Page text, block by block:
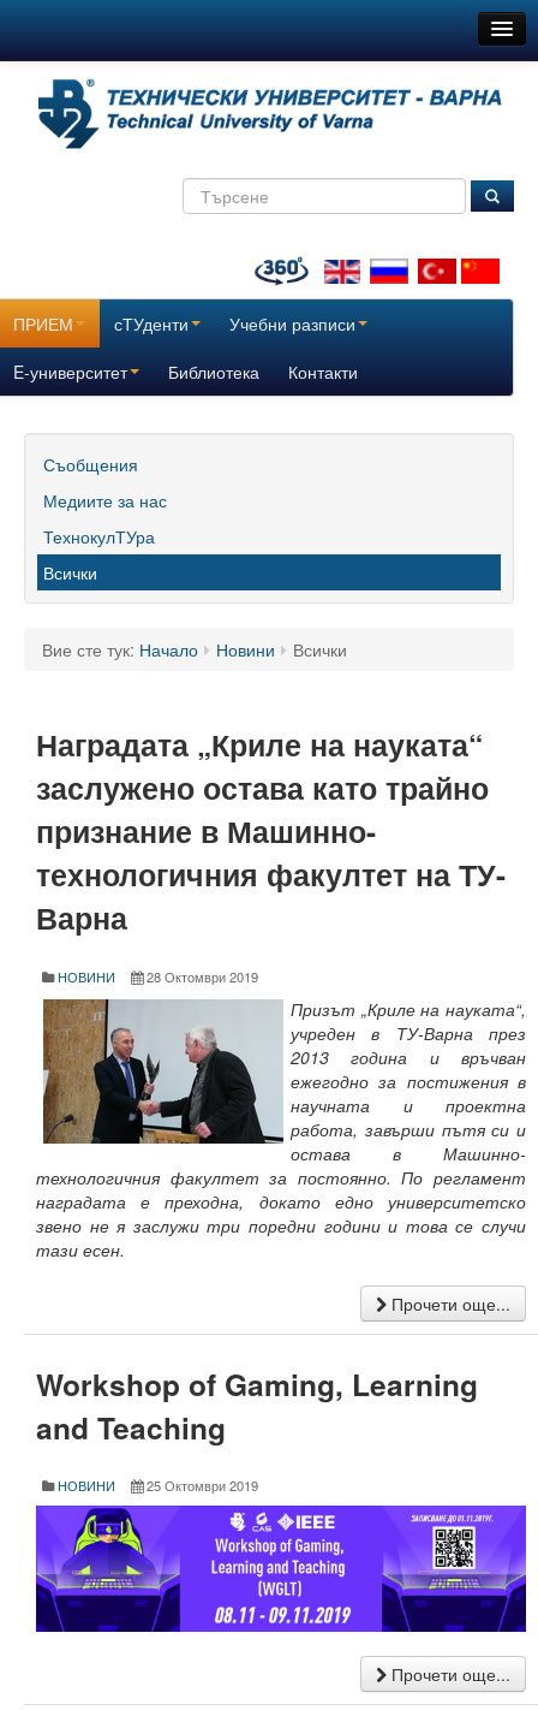
Новини
За нас
Поздравителни адреси
Отчетни доклади за дейността на ТУ – Варна
60 години ТУ - Варна
Програма 60 г.
Успели в науката и бизнеса
Поздравителни адреси
Тържество по случай празника на университета
Мандатна програма
Ректор
Ръководство
Структура
Органи за управление
Факултети и Колежи
Факултети
Машинно-технологичен факултет
Корабостроителен факултет
Факултет по изчислителна техника и автоматизация
Добруджански технологичен колеж
Департамент ЕПОС
Научноизследователски институт
Отдели и Центрове
Ресурси
ПРИЕМ сТУденти
Учебни разписи
E-университет
Библиотека Контакти
Съобщения
Медиите за нас
ТехнокулТУра
Всички
Вие сте тук: Начало Новини Всички
Наградата „Криле на науката“
заслужено остава като трайно
признание в Машинно-
технологичния факултет на ТУ-
Варна
НОВИНИ 28 Октомври 2019
Призът „Криле на науката“,
учреден в ТУ-Варна през
2013 година и връчван
ежегодно за постижения в
научната и проектна
работа, завърши пътя си и
остава в Машинно-
технологичния факултет за постоянно. По регламент
наградата е преходна, докато едно университетско
звено не я заслужи три поредни години и това се случи
тази есен.
Прочети още...
Workshop of Gaming, Learning
and Teaching
НОВИНИ 25 Октомври 2019
Прочети още...